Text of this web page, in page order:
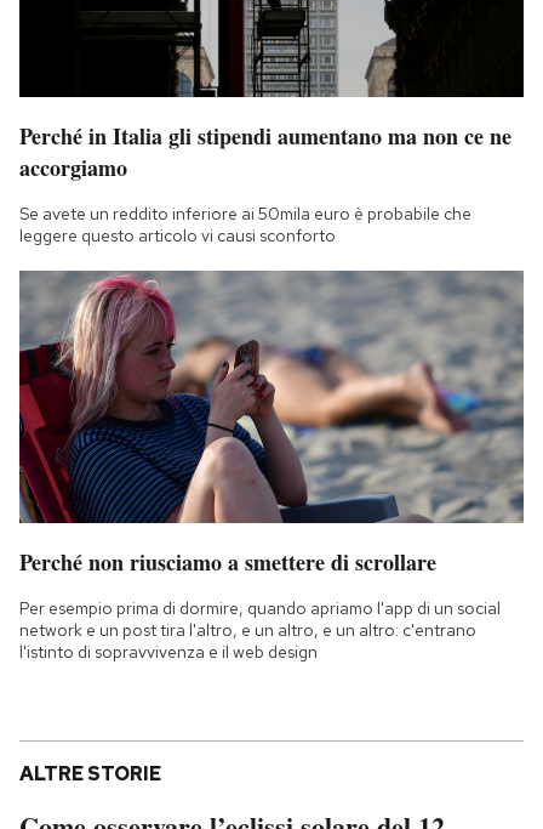
Perché in Italia gli stipendi aumentano ma non ce ne
accorgiamo
Se avete un reddito inferiore ai 50mila euro è probabile che
leggere questo articolo vi causi sconforto
Perché non riusciamo a smettere di scrollare
Per esempio prima di dormire, quando apriamo l'app di un social
network e un post tira l'altro, e un altro, e un altro: c'entrano
l'istinto di sopravvivenza e il web design
ALTRE STORIE